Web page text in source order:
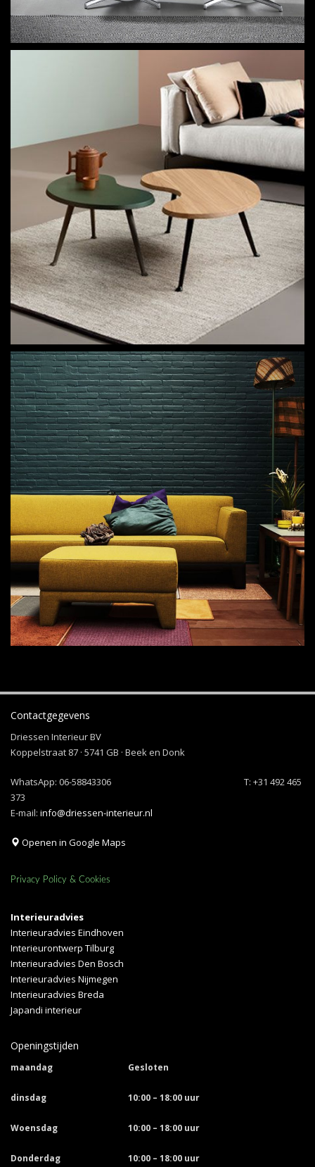
Contactgegevens
Driessen Interieur BV
Koppelstraat 87 · 5741 GB · Beek en Donk
WhatsApp: 06-58843306 T: +31 492 465
373
E-mail: info@driessen-interieur.nl
Openen in Google Maps
Privacy Policy & Cookies
Interieuradvies
Interieuradvies Eindhoven
Interieurontwerp Tilburg
Interieuradvies Den Bosch
Interieuradvies Nijmegen
Interieuradvies Breda
Japandi interieur
Openingstijden
maandag Gesloten
dinsdag 10:00 – 18:00 uur
Woensdag 10:00 – 18:00 uur
Donderdag 10:00 – 18:00 uur